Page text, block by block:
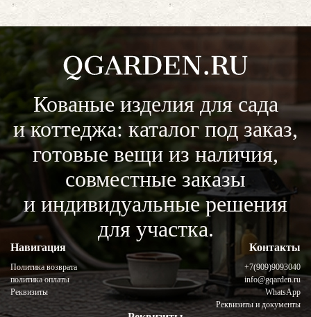
Кованые изделия для сада
и коттеджа: каталог под заказ,
готовые вещи из наличия,
совместные заказы
и индивидуальные решения
для участка.
Навигация
Политика возврата
политика оплаты
Реквизиты
Контакты
+7(909)9093040
info@gqarden.ru
WhatsApp
Реквизиты и документы